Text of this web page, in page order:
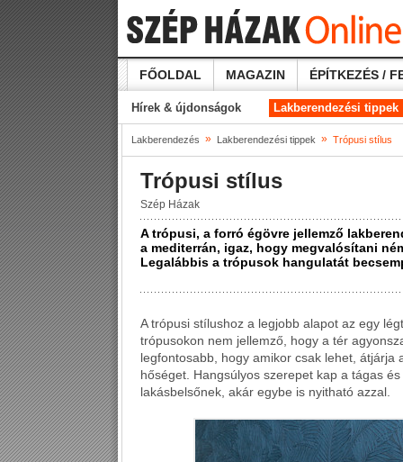
FŐOLDAL MAGAZIN ÉPÍTKEZÉS /
Hírek & újdonságok Lakberendezési tippek
Lakberendezés » Lakberendezési tippek » Trópusi stílus
Trópusi stílus
Szép Házak
A trópusi, a forró égövre jellemző
a mediterrán, igaz, hogy megvalósítani
Legalábbis a trópusok hangulatát
A trópusi stílushoz a legjobb alapot az egy
trópusokon nem jellemző, hogy a tér
legfontosabb, hogy amikor csak lehet, átjárja
hőséget. Hangsúlyos szerepet kap a tágas
lakásbelsőnek, akár egybe is nyitható azzal.